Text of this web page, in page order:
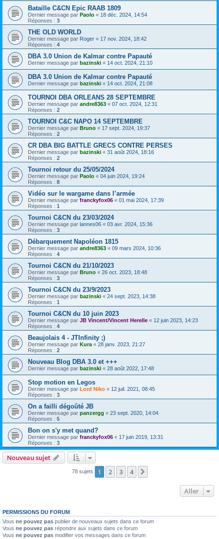
Bataille C&CN Epic RAAB 1809
Dernier message par Paolo « 18 déc. 2024, 14:54
Réponses : 3
THE OLD WORLD
Dernier message par Roger « 17 nov. 2024, 18:42
Réponses : 4
DBA 3.0 Union de Kalmar contre Papauté
Dernier message par bazinski « 14 oct. 2024, 21:10
DBA 3.0 Union de Kalmar contre Papauté
Dernier message par bazinski « 14 oct. 2024, 21:08
TOURNOI DBA ORLEANS 28 SEPTEMBRE
Dernier message par andre8363 « 07 oct. 2024, 12:31
Réponses : 2
TOURNOI C&C NAPO 14 SEPTEMBRE
Dernier message par Bruno « 17 sept. 2024, 19:37
Réponses : 2
CR DBA BIG BATTLE GRECS CONTRE PERSES
Dernier message par bazinski « 31 août 2024, 18:16
Réponses : 2
Tournoi retour du 25/05/2024
Dernier message par Paolo « 04 juin 2024, 19:24
Réponses : 8
Vidéo sur le wargame dans l’armée
Dernier message par franckyfox06 « 01 mai 2024, 17:39
Réponses : 1
Tournoi C&CN du 23/03/2024
Dernier message par lannes06 « 03 avr. 2024, 15:36
Réponses : 3
Débarquement Napoléon 1815
Dernier message par andre8363 « 09 mars 2024, 10:36
Réponses : 4
Tournoi C&CN du 21/10/2023
Dernier message par Bruno « 26 oct. 2023, 18:48
Réponses : 3
Tournoi C&CN du 23/9/2023
Dernier message par bazinski « 24 sept. 2023, 14:38
Réponses : 1
Tournoi C&CN du 10 juin 2023
Dernier message par JB Vincent/Vincent Herelle « 12 juin 2023, 14:23
Réponses : 4
Beaujolais 4 - JTInfinity ;)
Dernier message par Kura « 28 janv. 2023, 21:27
Réponses : 2
Nouveau Blog DBA 3.0 et +++
Dernier message par bazinski « 28 août 2022, 17:48
Stop motion en Legos
Dernier message par Lord Niko « 12 juil. 2021, 08:45
Réponses : 3
On a failli dégoûté JB
Dernier message par panzergg « 23 sept. 2020, 14:04
Réponses : 5
Bon on s'y met quand?
Dernier message par franckyfox06 « 17 juin 2019, 13:31
Réponses : 3
Nouveau sujet
78 sujets 1 2 3 4
Aller
PERMISSIONS DU FORUM
Vous ne pouvez pas publier de nouveaux sujets dans ce forum
Vous ne pouvez pas répondre aux sujets dans ce forum
Vous ne pouvez pas modifier vos messages dans ce forum